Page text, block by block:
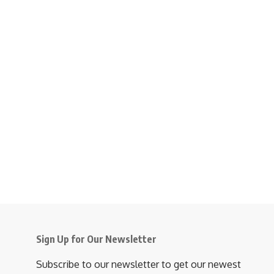
Sign Up for Our Newsletter
Subscribe to our newsletter to get our newest